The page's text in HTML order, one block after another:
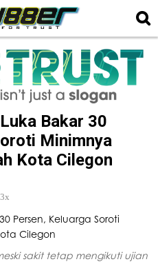
Bakar 30
Minimnya
Kota Cilegon
sakit tetap mengikuti ujian